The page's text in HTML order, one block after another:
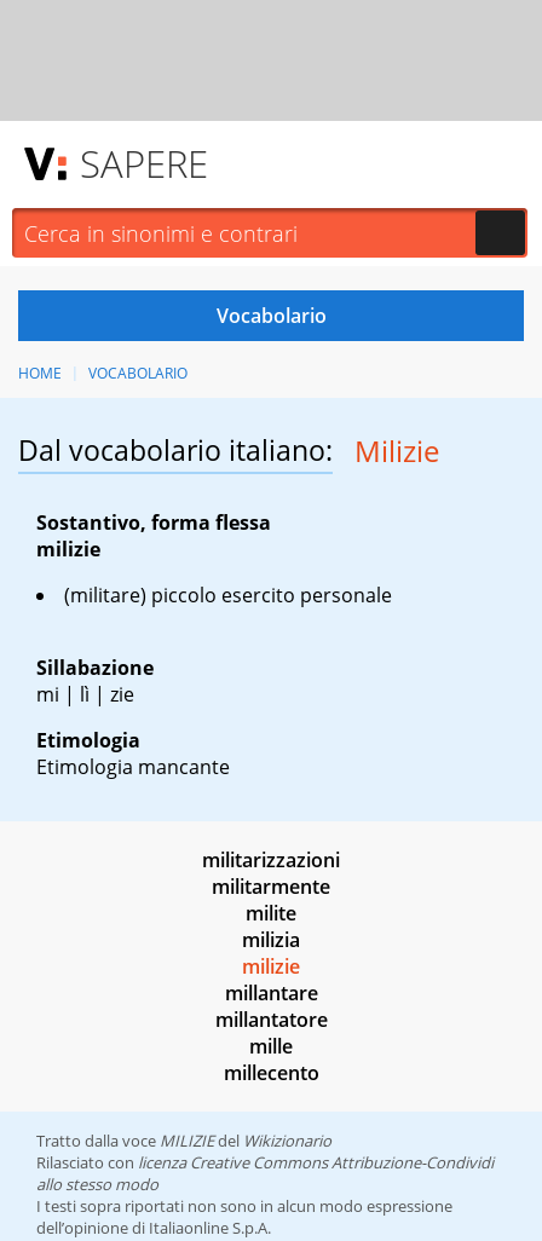
SAPERE
HOME VOCABOLARIO
Dal vocabolario italiano: Milizie
Sostantivo, forma flessa
milizie
(militare) piccolo esercito personale
Sillabazione
mi | lì | zie
Etimologia
Etimologia mancante
militarizzazioni
militarmente
milite
milizia
milizie
millantare
millantatore
mille
millecento
Tratto dalla voce MILIZIEdel Wikizionario
Rilasciato con licenza Creative Commons Attribuzione-Condividi
allo stesso modo
I testi sopra riportati non sono in alcun modo espressione
dell’opinione di Italiaonline S.p.A.